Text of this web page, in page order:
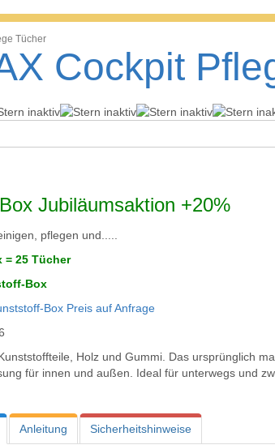
Tücher
Cockpit
Jubiläumsaktion +20%
pflegen und.....
= 25 Tücher
Box
Box Preis auf Anfrage
Holz und Gummi. Das ursprünglich
für innen und außen. Ideal für unterwegs und
Anleitung Sicherheitshinweise